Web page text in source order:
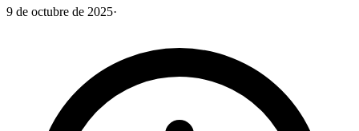
9 de octubre de 2025·